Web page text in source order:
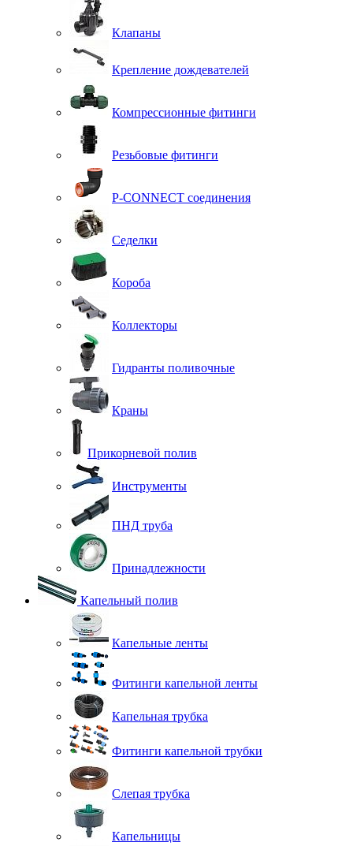
Клапаны
Крепление дождевателей
Компрессионные фитинги
Резьбовые фитинги
P-CONNECT соединения
Седелки
Короба
Коллекторы
Гидранты поливочные
Краны
Прикорневой полив
Инструменты
ПНД труба
Принадлежности
Капельный полив
Капельные ленты
Фитинги капельной ленты
Капельная трубка
Фитинги капельной трубки
Слепая трубка
Капельницы